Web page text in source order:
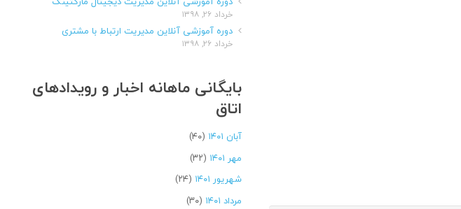
خرداد ۲۶, ۱۳۹۸
دوره آموزشی آنلاین مدیریت ارتباط با مشتری
خرداد ۲۶, ۱۳۹۸
بایگانی ماهانه اخبار و رویدادهای
اتاق
آبان ۱۴۰۱
(۴۰)
مهر ۱۴۰۱
(۳۲)
شهریور ۱۴۰۱
(۲۴)
مرداد ۱۴۰۱
(۳۰)